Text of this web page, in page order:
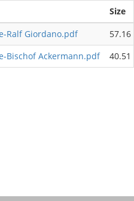
Size
Ralf Giordano.pdf
57.16
Bischof Ackermann.pdf
40.51